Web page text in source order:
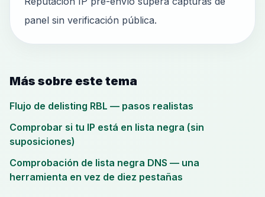
panel sin verificación pública.
Más sobre este tema
Flujo de delisting RBL — pasos realistas
Comprobar si tu IP está en lista negra (sin
suposiciones)
Comprobación de lista negra DNS — una
herramienta en vez de diez pestañas